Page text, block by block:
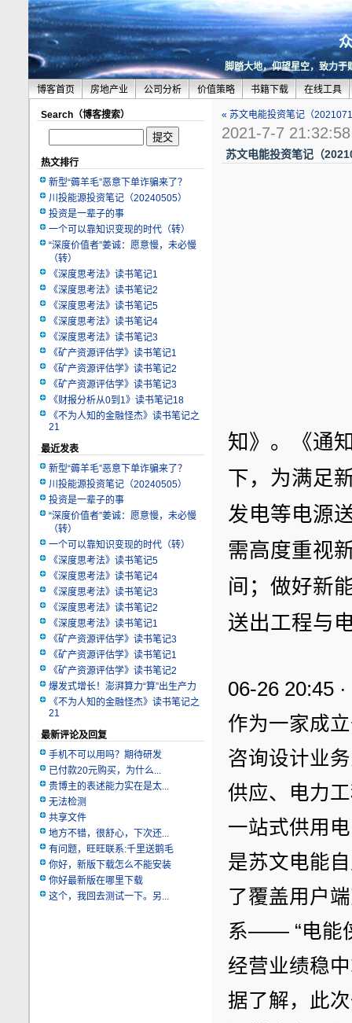
脚踏大地，仰望星空，致力于
博客首页 房地产业 公司分析 价值策略 书籍下载 在线工具
Search（博客搜索）
热文排行
新型“薅羊毛”恶意下单诈骗来了？
川投能源投资笔记（20240505）
投资是一辈子的事
一个可以靠知识变现的时代（转）
“深度价值者”姜诚：愿意慢，未必慢
（转）
《深度思考法》读书笔记1
《深度思考法》读书笔记2
《深度思考法》读书笔记5
《深度思考法》读书笔记4
《深度思考法》读书笔记3
《矿产资源评估学》读书笔记1
《矿产资源评估学》读书笔记2
《矿产资源评估学》读书笔记3
《财报分析从0到1》读书笔记18
《不为人知的金融怪杰》读书笔记之
21
最近发表
新型“薅羊毛”恶意下单诈骗来了？
川投能源投资笔记（20240505）
投资是一辈子的事
“深度价值者”姜诚：愿意慢，未必慢
（转）
一个可以靠知识变现的时代（转）
《深度思考法》读书笔记5
《深度思考法》读书笔记4
《深度思考法》读书笔记3
《深度思考法》读书笔记2
《深度思考法》读书笔记1
《矿产资源评估学》读书笔记3
《矿产资源评估学》读书笔记1
《矿产资源评估学》读书笔记2
爆发式增长！澎湃算力“算”出生产力
《不为人知的金融怪杰》读书笔记之
21
最新评论及回复
手机不可以用吗？期待研发
已付款20元购买，为什么...
贵博主的表述能力实在是太...
无法检测
共享文件
地方不错，很舒心，下次还...
有问题，旺旺联系:千里送鹅毛
你好，新版下载怎么不能安装
你好最新版在哪里下载
这个，我回去测试一下。另...
« 苏文电能投资笔记（
2021-7-7 21:32:58
苏文电能投资笔记（
知》。《通
下，为满足
发电等电源
需高度重视
间；做好新
送出工程与
06-26 20:45
作为一家成
咨询设计业
供应、电力
一站式供用
是苏文电能
了覆盖用户
系—— “电能
经营业绩稳
据了解，此